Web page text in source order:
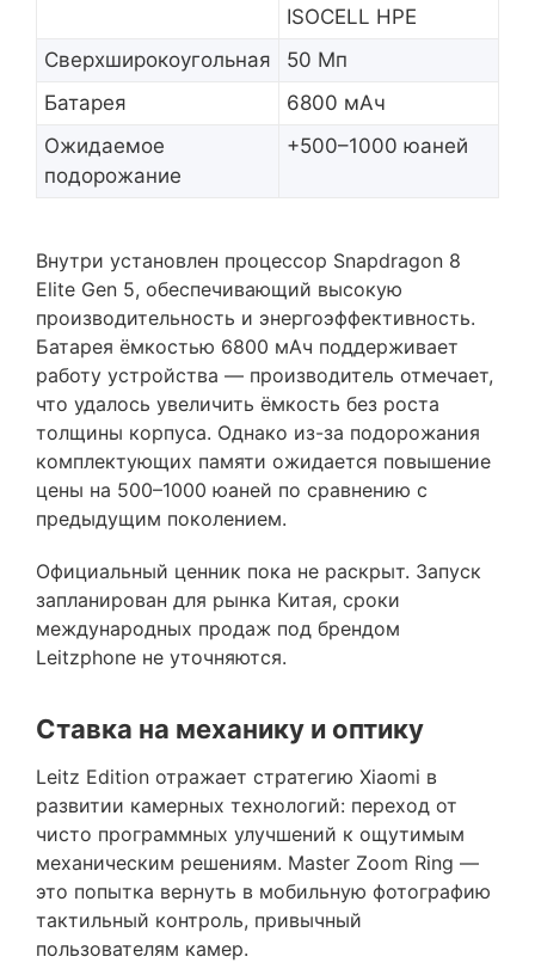
ISOCELL HPE
Сверхширокоугольная
50 Мп
Батарея
6800 мАч
Ожидаемое
подорожание
+500–1000 юаней
Внутри установлен процессор Snapdragon 8
Elite Gen 5, обеспечивающий высокую
производительность и энергоэффективность.
Батарея ёмкостью 6800 мАч поддерживает
работу устройства — производитель отмечает,
что удалось увеличить ёмкость без роста
толщины корпуса. Однако из-за подорожания
комплектующих памяти ожидается повышение
цены на 500–1000 юаней по сравнению с
предыдущим поколением.
Официальный ценник пока не раскрыт. Запуск
запланирован для рынка Китая, сроки
международных продаж под брендом
Leitzphone не уточняются.
Ставка на механику и оптику
Leitz Edition отражает стратегию Xiaomi в
развитии камерных технологий: переход от
чисто программных улучшений к ощутимым
механическим решениям. Master Zoom Ring —
это попытка вернуть в мобильную фотографию
тактильный контроль, привычный
пользователям камер.